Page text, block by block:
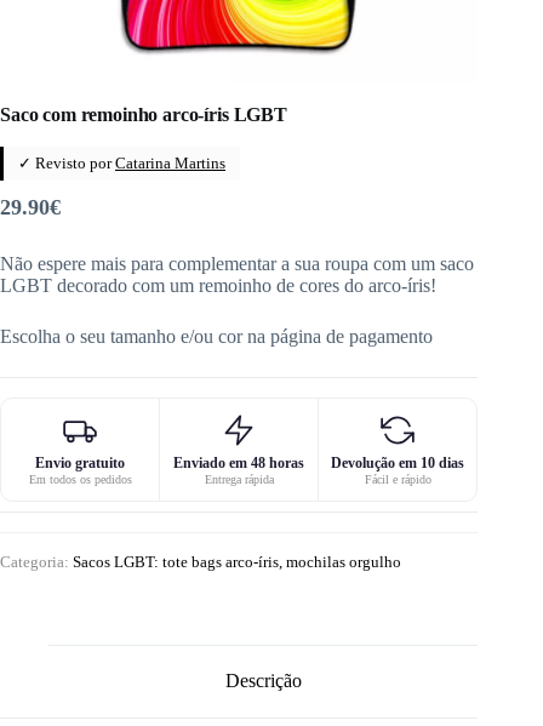
Saco com remoinho arco-íris LGBT
✓ Revisto porCatarina Martins
29.90€
Não espere mais para complementar a sua roupa com um saco
LGBT decorado com um remoinho de cores do arco-íris!
Escolha o seu tamanho e/ou cor na página de pagamento
Envio gratuito
Em todos os pedidos
Enviado em 48 horas
Entrega rápida
Devolução em 10 dias
Fácil e rápido
Categoria: Sacos LGBT: tote bags arco-íris, mochilas orgulho
Descrição